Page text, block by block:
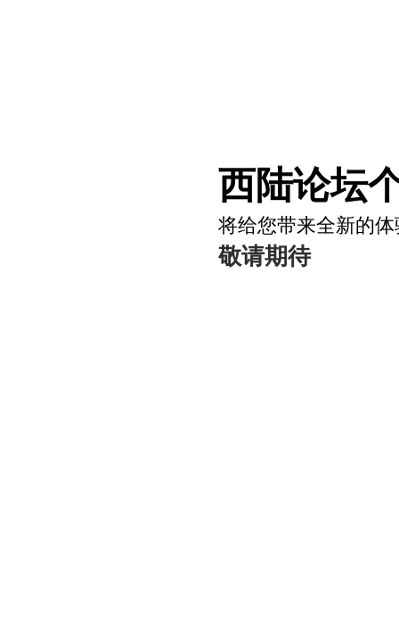
西陆论坛
将给您带来全新的体
敬请期待